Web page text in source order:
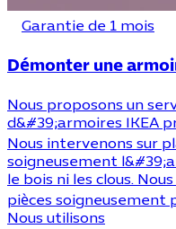
Garantie de 1 mois
Démonter une
Nous proposons un
d&#39;armoires IKEA
Nous intervenons sur
soigneusement
le bois ni les clous.
pièces soigneusement
Nous utilisons